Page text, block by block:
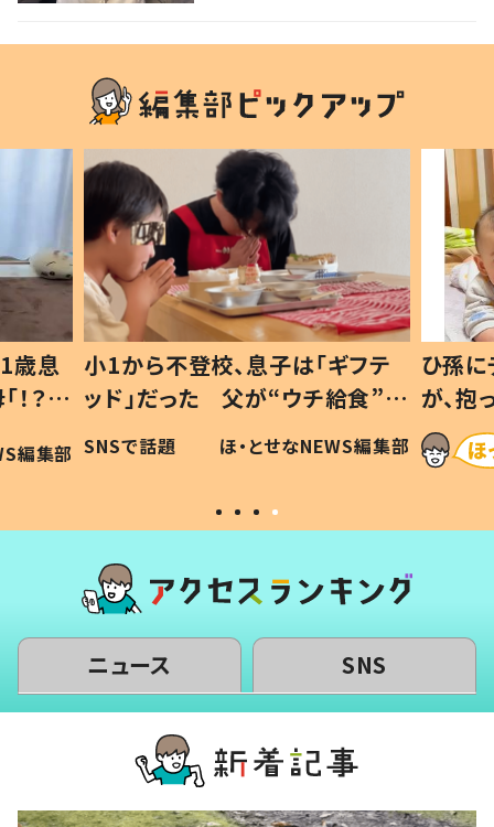
歳息
？」
編集部
小1から不登校、息子は「ギフテ
ッド」だった 父が“ウチ給食”を
作り続ける理由とは #令和の親
#令和の子
SNSで話題 ほ・とせなNEWS編集部
ひ孫
が、
「涙が
い」
ニュース SNS